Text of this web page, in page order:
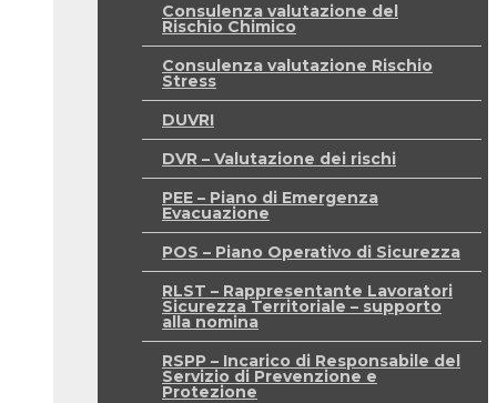
Consulenza valutazione del
Rischio Chimico
Consulenza valutazione Rischio
Stress
DUVRI
DVR – Valutazione dei rischi
PEE – Piano di Emergenza
Evacuazione
POS – Piano Operativo di Sicurezza
RLST – Rappresentante Lavoratori
Sicurezza Territoriale – supporto
alla nomina
RSPP – Incarico di Responsabile del
Servizio di Prevenzione e
Protezione